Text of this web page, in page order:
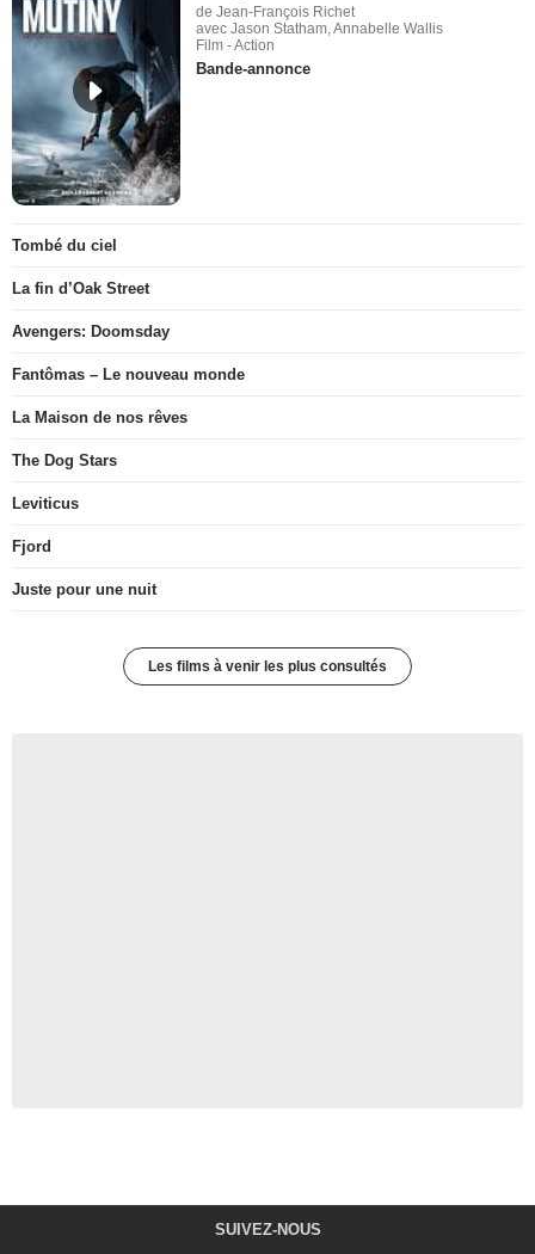
de Jean-François Richet
avec Jason Statham, Annabelle Wallis
Film - Action
Bande-annonce
Tombé du ciel
La fin d’Oak Street
Avengers: Doomsday
Fantômas – Le nouveau monde
La Maison de nos rêves
The Dog Stars
Leviticus
Fjord
Juste pour une nuit
Les films à venir les plus consultés
SUIVEZ-NOUS